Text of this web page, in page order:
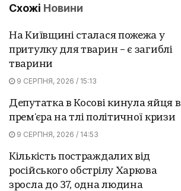
Схожі Новини
На Київщині сталася пожежа у
притулку для тварин – є загиблі
тварини
9 СЕРПНЯ, 2026 / 15:13
Депутатка в Косові кинула яйця в
прем'єра на тлі політичної кризи
9 СЕРПНЯ, 2026 / 14:53
Кількість постраждалих від
російського обстрілу Харкова
зросла до 37, одна людина